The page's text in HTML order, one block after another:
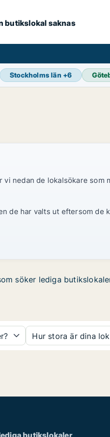
butikslokal saknas
Stockholms län +6
nedan de lokalsökare som
de har valts ut eftersom de
söker lediga
Hur stora är dina
butikslokaler